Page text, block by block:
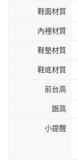
鞋面材質
內裡材質
鞋墊材質
鞋底材質
前台高
跟高
小提醒